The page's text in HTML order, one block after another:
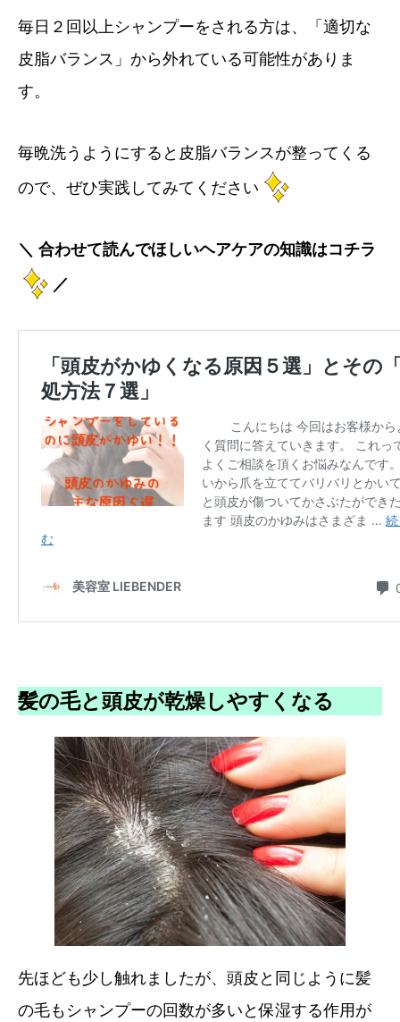
毎日２回以上シャンプーをされる方は、「適切な
皮脂バランス」から外れている可能性がありま
す。
毎晩洗うようにすると皮脂バランスが整ってくる
ので、ぜひ実践してみてください
＼ 合わせて読んでほしいヘアケアの知識はコチラ
／
髪の毛と頭皮が乾燥しやすくなる
先ほども少し触れましたが、頭皮と同じように髪
の毛もシャンプーの回数が多いと保湿する作用が